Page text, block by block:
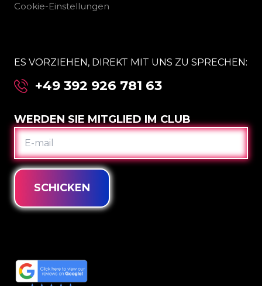
Cookie-Einstellungen
ES VORZIEHEN, DIREKT MIT UNS ZU SPRECHEN:
+49 392 926 781 63
WERDEN SIE MITGLIED IM CLUB
E-
MAIL
SCHICKEN